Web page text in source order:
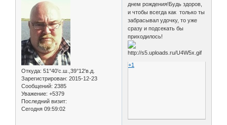
Откуда: 51°40′с.ш.,39°12'в.д.
Зарегистрирован: 2015-12-23
Сообщений: 2385
Уважение: +5379
Последний визит:
Сегодня 09:59:02
днем рождения!Будь здоров,
и чтобы всегда как только ты
забрасывал удочку, то уже
сразу и подсекать бы
приходилось!
+1